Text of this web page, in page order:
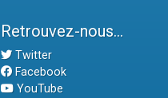
Retrouvez-nous...
Twitter
Facebook
YouTube